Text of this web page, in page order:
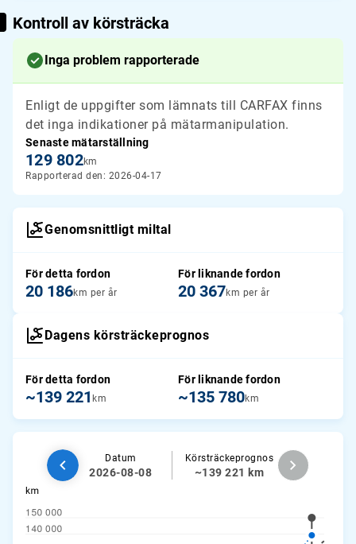
Kontroll av körsträcka
Inga problem rapporterade
Enligt de uppgifter som lämnats till CARFAX finns
det inga indikationer på mätarmanipulation.
Senaste mätarställning
129 802km
Rapporterad den: 2026-04-17
Genomsnittligt miltal
För detta fordon
20 186km per år
För liknande fordon
20 367km per år
Dagens körsträckeprognos
För detta fordon
~139 221 km
För liknande fordon
~135 780km
Datum
2026-08-08
Körsträckeprognos
~139 221 km